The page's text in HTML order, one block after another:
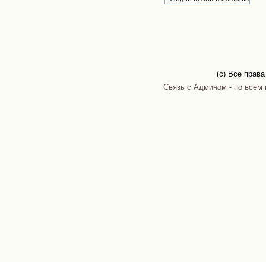
(c) Все
Связь с Админом - по всем